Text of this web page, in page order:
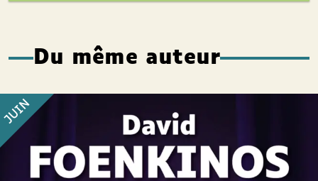
Du même auteur
JUIN